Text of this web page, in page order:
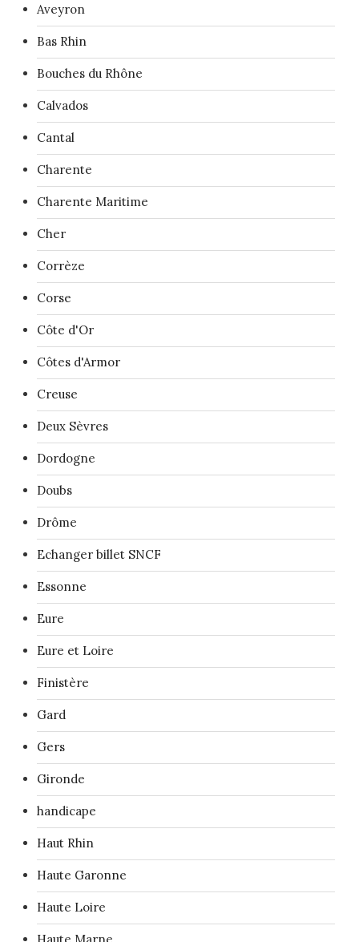
Aveyron
Bas Rhin
Bouches du Rhône
Calvados
Cantal
Charente
Charente Maritime
Cher
Corrèze
Corse
Côte d'Or
Côtes d'Armor
Creuse
Deux Sèvres
Dordogne
Doubs
Drôme
Echanger billet SNCF
Essonne
Eure
Eure et Loire
Finistère
Gard
Gers
Gironde
handicape
Haut Rhin
Haute Garonne
Haute Loire